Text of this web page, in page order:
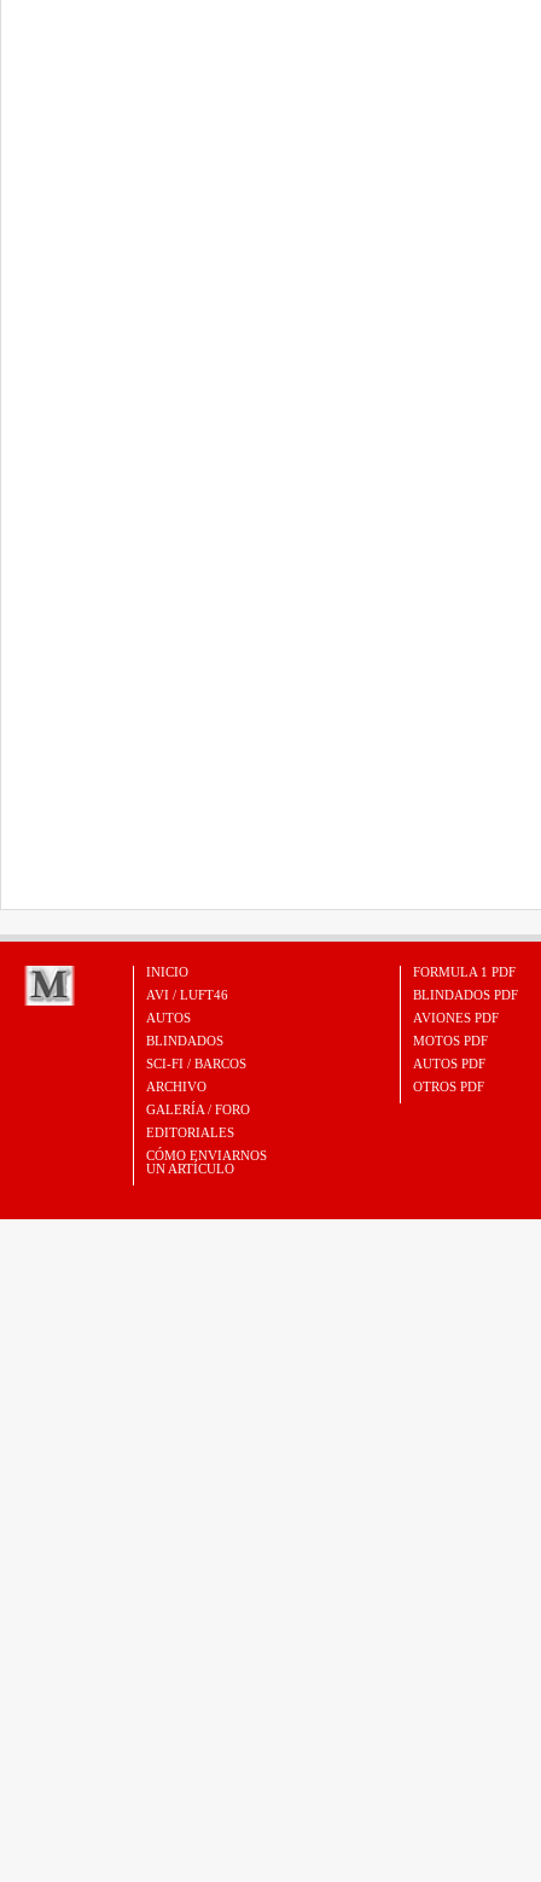
INICIO
AVI / LUFT46
AUTOS
BLINDADOS
SCI-FI / BARCOS
ARCHIVO
GALERÍA / FORO
EDITORIALES
CÓMO ENVIARNOS
UN ARTÍCULO
FORMULA 1 PDF
BLINDADOS PDF
AVIONES PDF
MOTOS PDF
AUTOS PDF
OTROS PDF